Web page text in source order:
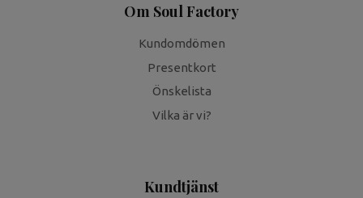
Om Soul Factory
Kundomdömen
Presentkort
Önskelista
Vilka är vi?
Kundtjänst